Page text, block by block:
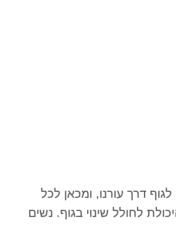
דרך עורנו, ומכאן לכל
לחולל שינוי בגוף. נשים